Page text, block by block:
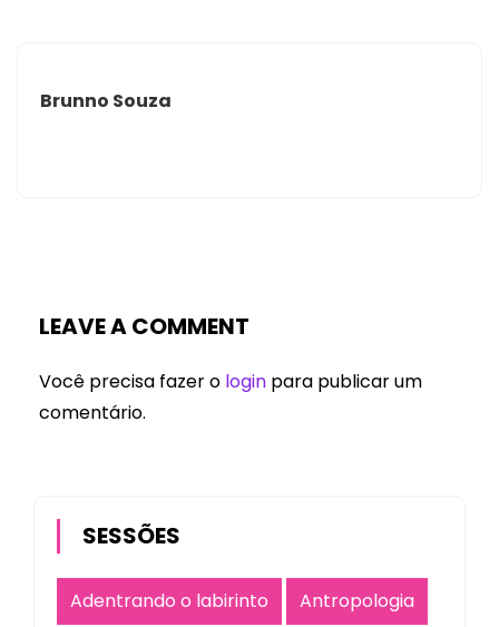
Brunno Souza
LEAVE A COMMENT
Você precisa fazer o login para publicar um
comentário.
SESSÕES
Adentrando o labirinto
Antropologia